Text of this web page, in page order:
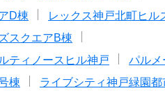
D棟
レックス神戸北町ヒル
スクエアB棟
ティノースヒル神戸
パルメ
棟
ライブシティ神戸緑園都